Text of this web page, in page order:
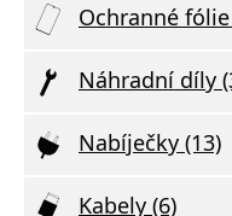
Ochranné fólie
Náhradní díly
Nabíječky (13)
Kabely (6)